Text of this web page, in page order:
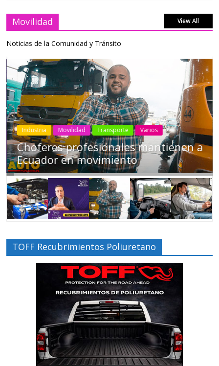
Movilidad View All
Noticias de la Comunidad y Tránsito
Industria Movilidad Transporte Varios
Choferes profesionales mantienen a
Ecuador en movimiento
TOFF Recubrimientos Poliuretano